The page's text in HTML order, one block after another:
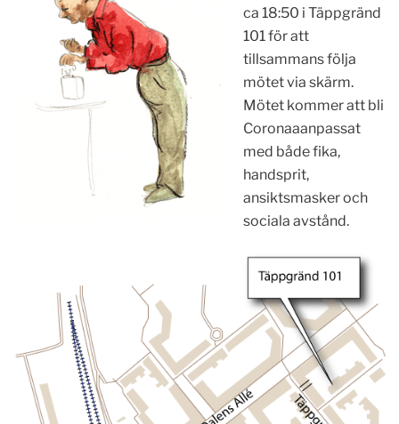
ca 18:50 i Täppgränd
101 för att
tillsammans följa
mötet via skärm.
Mötet kommer att bli
Coronaaanpassat
med både fika,
handsprit,
ansiktsmasker och
sociala avstånd.